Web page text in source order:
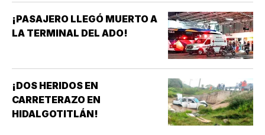
¡PASAJERO LLEGÓ MUERTO A
LA TERMINAL DEL ADO!
¡DOS HERIDOS EN
CARRETERAZO EN
HIDALGOTITLÁN!